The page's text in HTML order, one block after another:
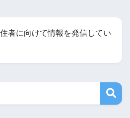
者に向けて情報を発信してい